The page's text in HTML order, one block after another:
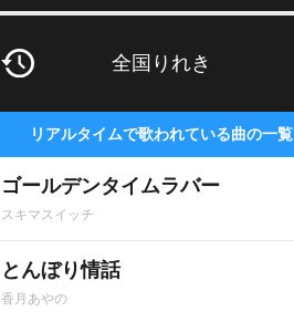
全国りれき
リアルタイムで歌われている曲の一覧
ゴールデンタイムラバー
スキマスイッチ
とんぼり情話
香月あやの